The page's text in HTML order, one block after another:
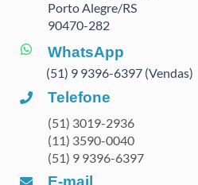
Porto Alegre/RS
90470-282
WhatsApp
(51) 9 9396-6397 (Vendas)
Telefone
(51) 3019-2936
(11) 3590-0040
(51) 9 9396-6397
E-mail